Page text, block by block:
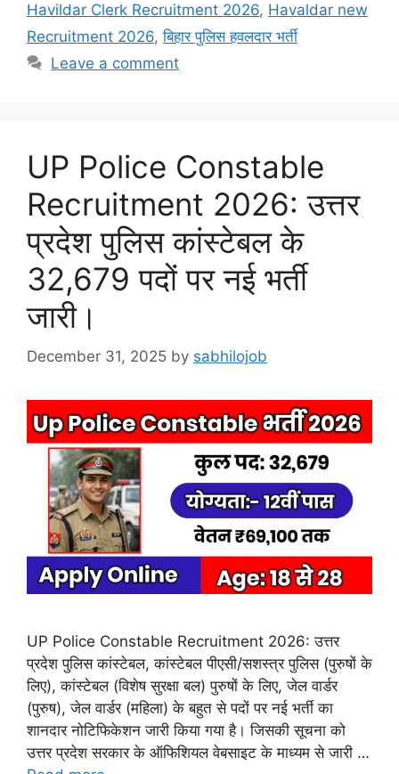
Havildar Clerk Recruitment 2026, Havaldar new
Recruitment 2026,बिहार पुलिस हवलदार भर्ती
Leave a comment
UP Police Constable
Recruitment 2026: उत्तर
प्रदेश पुलिस कांस्टेबल के
32,679 पदों पर नई भर्ती
जारी।
December 31, 2025 by sabhilojob
UP Police Constable Recruitment 2026: उत्तर
प्रदेश पुलिस कांस्टेबल, कांस्टेबल पीएसी/सशस्त्र पुलिस (पुरुषों के
लिए), कांस्टेबल (विशेष सुरक्षा बल) पुरुषों के लिए, जेल वार्डर
(पुरुष), जेल वार्डर (महिला) के बहुत से पदों पर नई भर्ती का
शानदार नोटिफिकेशन जारी किया गया है। जिसकी सूचना को
उत्तर प्रदेश सरकार के ऑफिशियल वेबसाइट के माध्यम से जारी …